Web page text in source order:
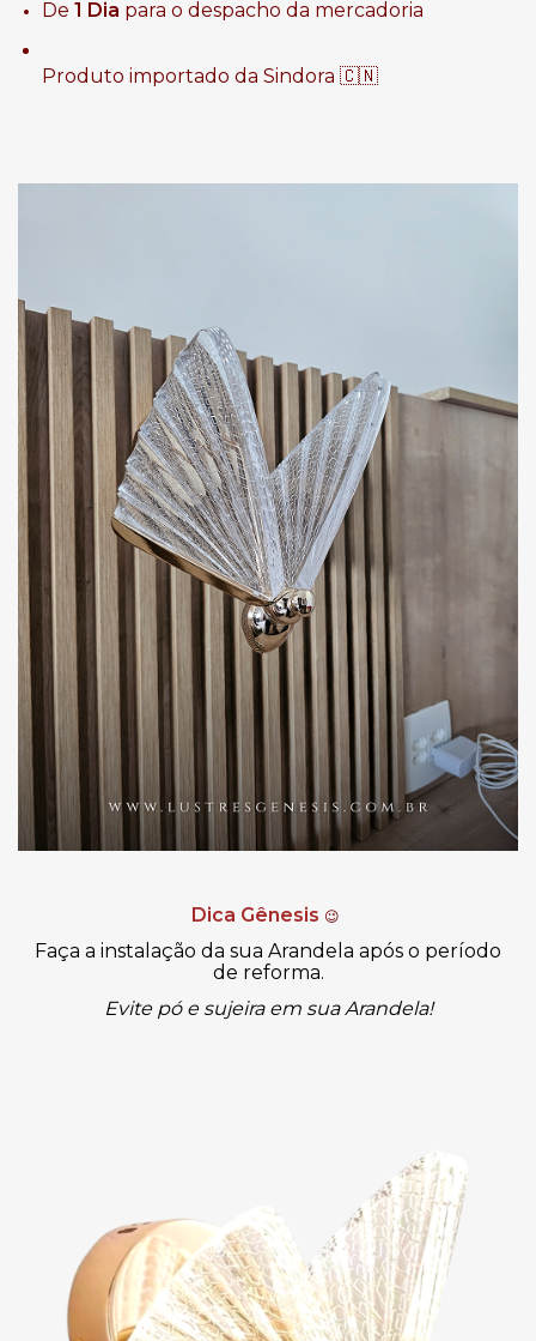
De 1 Dia para o despacho da mercadoria
Produto importado da Sindora 🇨🇳
Dica Gênesis 😉
Faça a instalação da sua Arandela após o período
de reforma.
Evite pó e sujeira em sua Arandela!